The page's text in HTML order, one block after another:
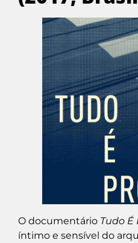
O documentário Tudo É
íntimo e sensível do